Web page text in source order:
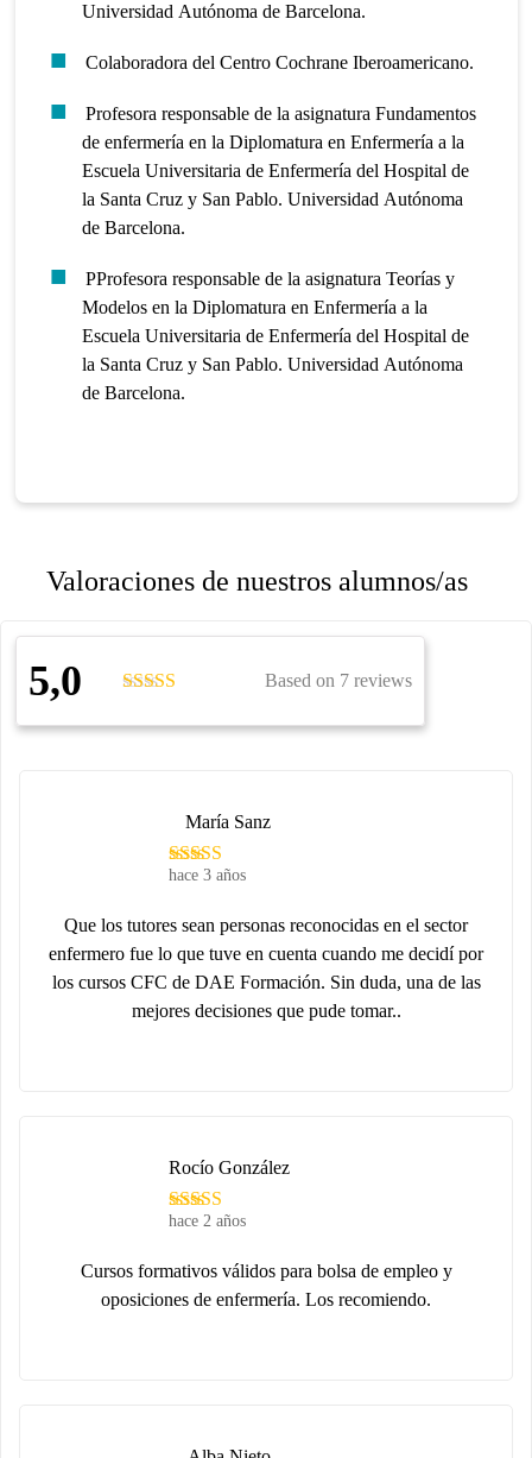
Universidad Autónoma de Barcelona.
Colaboradora del Centro Cochrane Iberoamericano.
Profesora responsable de la asignatura Fundamentos
de enfermería en la Diplomatura en Enfermería a la
Escuela Universitaria de Enfermería del Hospital de
la Santa Cruz y San Pablo. Universidad Autónoma
de Barcelona.
PProfesora responsable de la asignatura Teorías y
Modelos en la Diplomatura en Enfermería a la
Escuela Universitaria de Enfermería del Hospital de
la Santa Cruz y San Pablo. Universidad Autónoma
de Barcelona.
Valoraciones de nuestros alumnos/as
5,0 Based on 7 reviews
hace 3 años
María Sanz
Que los tutores sean personas reconocidas en el sector
enfermero fue lo que tuve en cuenta cuando me decidí por
los cursos CFC de DAE Formación. Sin duda, una de las
mejores decisiones que pude tomar..
hace 2 años
Rocío González
Cursos formativos válidos para bolsa de empleo y
oposiciones de enfermería. Los recomiendo.